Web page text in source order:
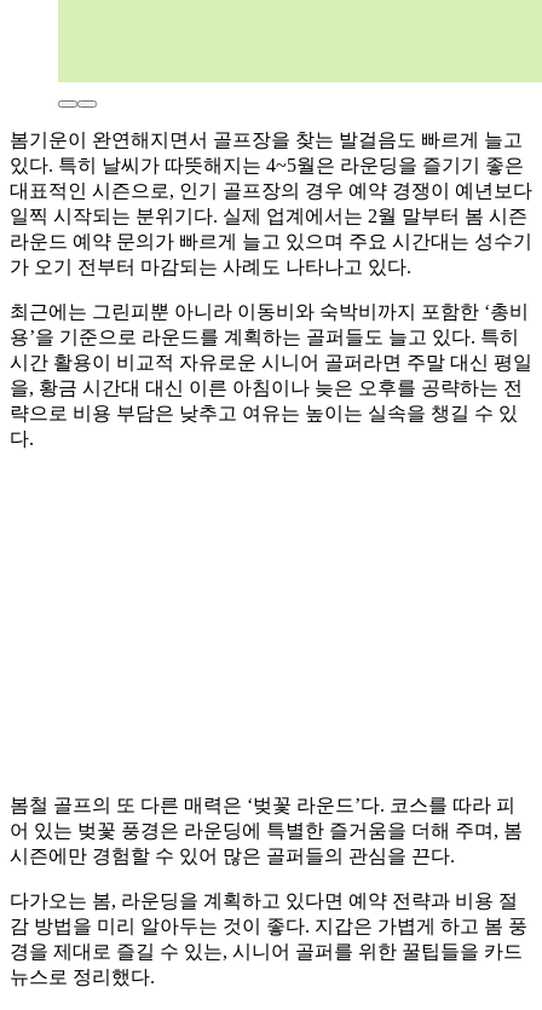
봄기운이 완연해지면서 골프장을 찾는 발걸음도 빠르게 늘고
있다. 특히 날씨가 따뜻해지는 4~5월은 라운딩을 즐기기 좋은
대표적인 시즌으로, 인기 골프장의 경우 예약 경쟁이 예년보다
일찍 시작되는 분위기다. 실제 업계에서는 2월 말부터 봄 시즌
라운드 예약 문의가 빠르게 늘고 있으며 주요 시간대는 성수기
가 오기 전부터 마감되는 사례도 나타나고 있다.
최근에는 그린피뿐 아니라 이동비와 숙박비까지 포함한 ‘총비
용’을 기준으로 라운드를 계획하는 골퍼들도 늘고 있다. 특히
시간 활용이 비교적 자유로운 시니어 골퍼라면 주말 대신 평일
을, 황금 시간대 대신 이른 아침이나 늦은 오후를 공략하는 전
략으로 비용 부담은 낮추고 여유는 높이는 실속을 챙길 수 있
다.
봄철 골프의 또 다른 매력은 ‘벚꽃 라운드’다. 코스를 따라 피
어 있는 벚꽃 풍경은 라운딩에 특별한 즐거움을 더해 주며, 봄
시즌에만 경험할 수 있어 많은 골퍼들의 관심을 끈다.
다가오는 봄, 라운딩을 계획하고 있다면 예약 전략과 비용 절
감 방법을 미리 알아두는 것이 좋다. 지갑은 가볍게 하고 봄 풍
경을 제대로 즐길 수 있는, 시니어 골퍼를 위한 꿀팁들을 카드
뉴스로 정리했다.